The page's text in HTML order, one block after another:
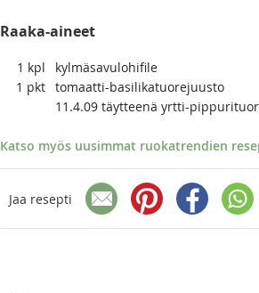
Raaka-aineet
1 kpl
kylmäsavulohifile
1 pkt tomaatti-basilikatuorejuusto
11.4.09 täytteenä yrtti-
Katso myös uusimmat ruokatrendien
Jaa resepti